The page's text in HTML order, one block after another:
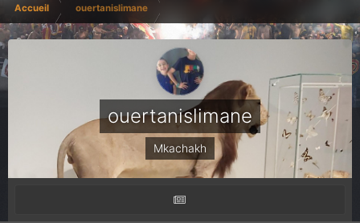
Accueil ouertanislimane
ouertanislimane
Mkachakh